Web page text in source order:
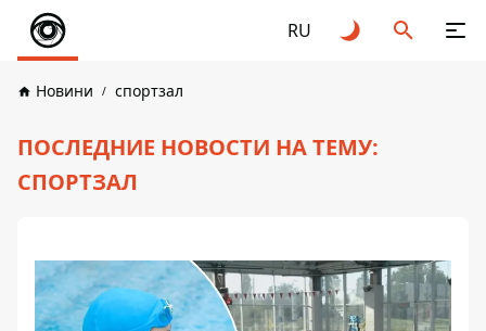
RU
Новини спортзал
ПОСЛЕДНИЕ НОВОСТИ НА ТЕМУ:
СПОРТЗАЛ